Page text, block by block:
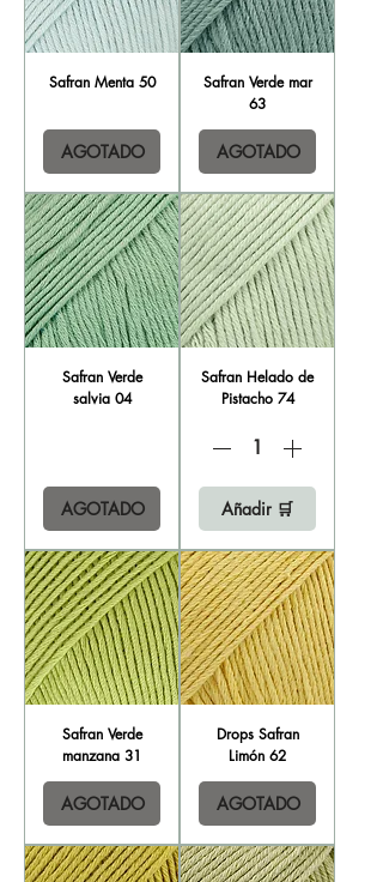
Safran Menta 50
AGOTADO
Safran Verde mar
63
AGOTADO
Safran Verde
salvia 04
AGOTADO
Safran Helado de
Pistacho 74
Añadir 🛒
Safran Verde
manzana 31
AGOTADO
Drops Safran
Limón 62
AGOTADO